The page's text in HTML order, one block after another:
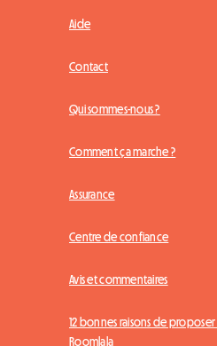
Aide
Contact
Qui sommes-nous ?
Comment ça marche ?
Assurance
Centre de confiance
Avis et commentaires
12 bonnes raisons de
Roomlala